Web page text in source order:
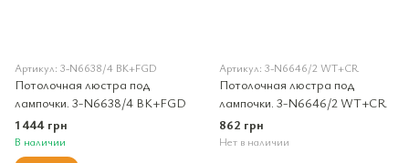
Артикул: 3-N6638/4 BK+FGD
Потолочная люстра под
лампочки. 3-N6638/4 BK+FGD
1 444 грн
В наличии
Артикул: 3-N6646/2 WT+CR
Потолочная люстра под
лампочки. 3-N6646/2 WT+CR
862 грн
Нет в наличии